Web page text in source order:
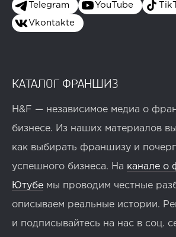
Telegram YouTube
Vkontakte
КАТАЛОГ ФРАНШИЗ
H&F — независимое медиа о
бизнесе. Из наших материалов
как выбирать франшизу и
успешного бизнеса. На канале о
Ютубе мы проводим честные
описываем реальные истории.
и подписывайтесь на нас в соц.